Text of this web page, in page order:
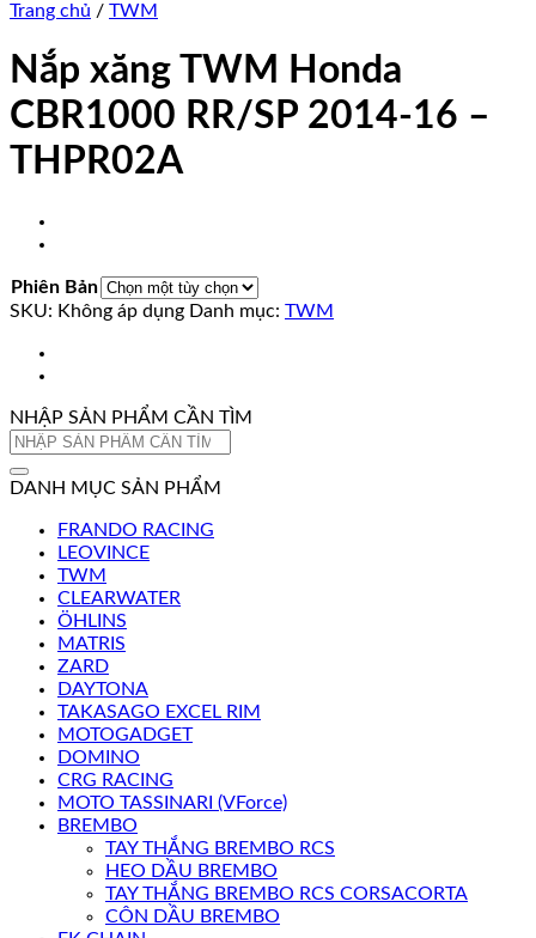
Trang chủ / TWM
Nắp xăng TWM Honda
CBR1000 RR/SP 2014-16 –
THPR02A
Phiên Bản
SKU: Không áp dụng Danh mục: TWM
NHẬP SẢN PHẨM CẦN TÌM
Tìm
DANH MỤC SẢN PHẨM
FRANDO RACING
LEOVINCE
TWM
CLEARWATER
ÖHLINS
MATRIS
ZARD
DAYTONA
TAKASAGO EXCEL RIM
MOTOGADGET
DOMINO
CRG RACING
MOTO TASSINARI (VForce)
BREMBO
TAY THẮNG BREMBO RCS
HEO DẦU BREMBO
TAY THẮNG BREMBO RCS CORSACORTA
CÔN DẦU BREMBO